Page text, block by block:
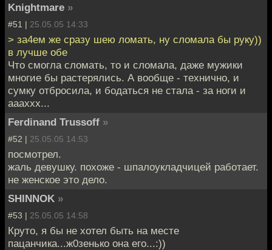
Knightmare »
#51 | 25.05.05 14:33
> за4ем же сразу шею ломать, ну сломала бы руку))
в лучше обе
Что смогла сломать, то и сломала, даже мужики
многие бы растерялись. А вообще - технично, и
сумку отбросила, и бодаться не стала - за ноги и
аааххх...
Ferdinand Trussoff »
#52 | 25.05.05 14:53
посмотрел.
жаль девушку. похоже - шпалоукладчицей работает.
не женское это дело.
SHINNOK »
#53 | 25.05.05 14:58
Круто, я бы не хотел быть на месте
пацанчика...ж0зенько она его...:))